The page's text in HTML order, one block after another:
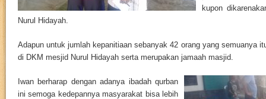
kupon
Nurul Hidayah.
Adapun untuk jumlah kepanitiaan sebanyak 42 orang yang semuanya
di DKM mesjid Nurul Hidayah serta merupakan jamaah masjid.
Iwan berharap dengan adanya ibadah qurban
ini semoga kedepannya masyarakat bisa lebih